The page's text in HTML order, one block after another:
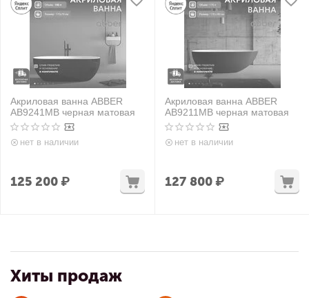
Акриловая ванна ABBER
AB9241MB черная матовая
нет в наличии
125 200₽
Акриловая ванна ABBER
AB9211MB черная матовая
нет в наличии
127 800₽
Хиты продаж